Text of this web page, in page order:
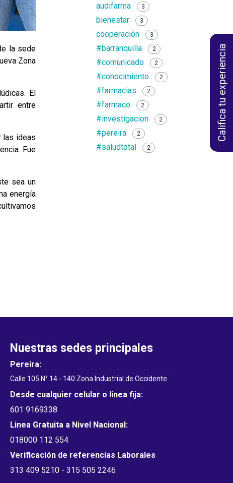
la sede
Zona
El
entre
las ideas
Fue
sea un
energía
audifarma 3
bienestar 3
cooperación 3
#barranquilla 2
#comunicado 2
#conocimiento 2
#farmacias 2
#farmaco 2
#investigacion 2
#pereira 2
#saludtotal 2
Nuestras sedes principales
Pereira:
Calle 105 N° 14 - 140 Zona Industrial de Occidente
Desde cualquier celular o linea fija:
601 9169338
Linea Gratuita a Nivel Nacional:
018000 112 554
Verificación de referencias Laborales
313 409 5210 - 315 505 2246
Califica tu experiencia